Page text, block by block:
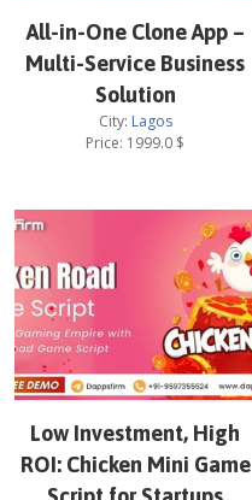
All-in-One Clone App –
Multi-Service Business
Solution
City: Lagos
Price: 1999.0 $
Low Investment, High
ROI: Chicken Mini Game